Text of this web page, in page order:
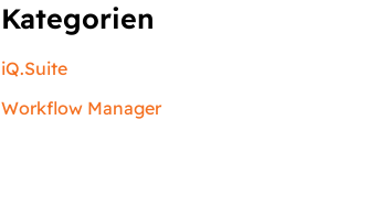
Kategorien
iQ.Suite
Workflow Manager